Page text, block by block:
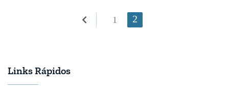
Página
1 Página
2
Links Rápidos